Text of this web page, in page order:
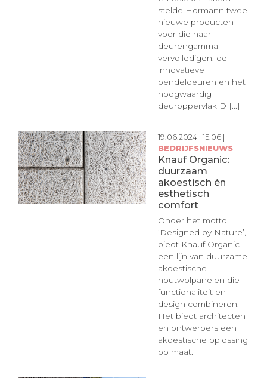
stelde Hörmann twee
nieuwe producten
voor die haar
deurengamma
vervolledigen: de
innovatieve
pendeldeuren en het
hoogwaardig
deuroppervlak D [...]
19.06.2024 | 15:06 |
BEDRIJFSNIEUWS
Knauf Organic:
duurzaam
akoestisch én
esthetisch
comfort
Onder het motto
‘Designed by Nature’,
biedt Knauf Organic
een lijn van duurzame
akoestische
houtwolpanelen die
functionaliteit en
design combineren.
Het biedt architecten
en ontwerpers een
akoestische oplossing
op maat.